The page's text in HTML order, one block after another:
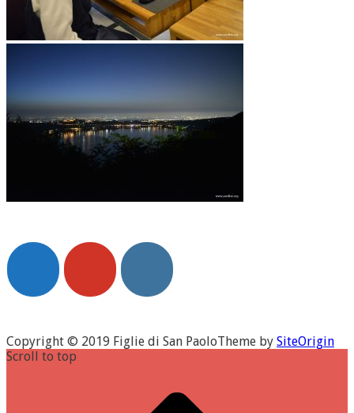
Copyright © 2019 Figlie di San PaoloTheme by SiteOrigin
Scroll to top